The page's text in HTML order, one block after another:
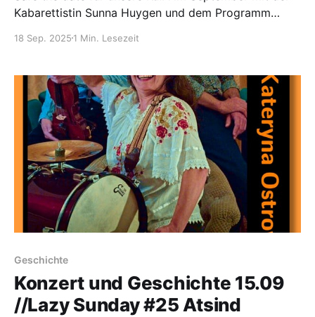
Kabarettistin Sunna Huygen und dem Programm
18 Sep. 2025 1 Min. Lesezeit
Geschichte
Konzert und Geschichte 15.09
//Lazy Sunday #25 Atsind